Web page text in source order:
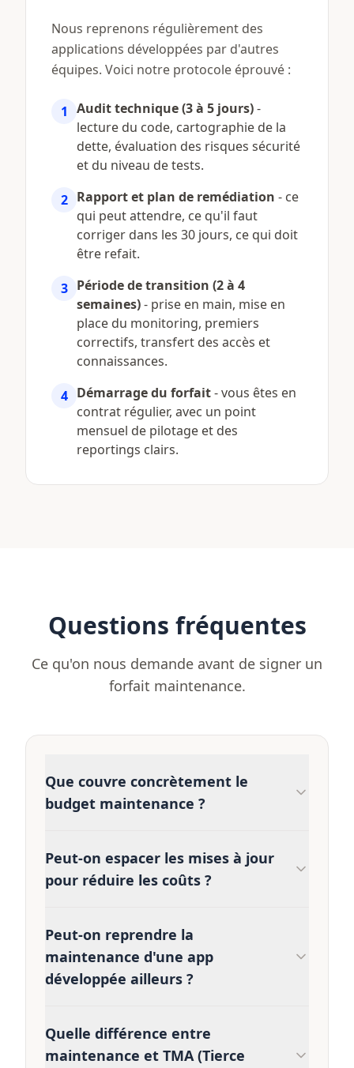
Nous reprenons régulièrement des
applications développées par d'autres
équipes. Voici notre protocole éprouvé :
1 Audit technique (3 à 5 jours)-
lecture du code, cartographie de la
dette, évaluation des risques sécurité
et du niveau de tests.
2 Rapport et plan de remédiation - ce
qui peut attendre, ce qu'il faut
corriger dans les 30 jours, ce qui doit
être refait.
3 Période de transition (2 à 4
semaines)- prise en main, mise en
place du monitoring, premiers
correctifs, transfert des accès et
connaissances.
4 Démarrage du forfait- vous êtes en
contrat régulier, avec un point
mensuel de pilotage et des
reportings clairs.
Questions fréquentes
Ce qu'on nous demande avant de signer un
forfait maintenance.
Que couvre concrètement le
budget maintenance ?
Peut-on espacer les mises à jour
pour réduire les coûts ?
Peut-on reprendre la
maintenance d'une app
développée ailleurs ?
Quelle différence entre
maintenance et TMA (Tierce